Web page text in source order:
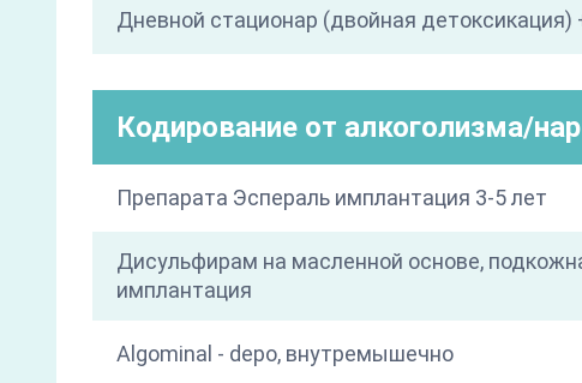
Дневной стационар (двойная детоксикация)
Кодирование от алкоголизма/
Препарата Эспераль имплантация 3-5 лет
Дисульфирам на масленной основе,
имплантация
Algominal - depo, внутремышечно